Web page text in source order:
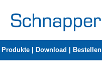
Produkte Download Bestellen